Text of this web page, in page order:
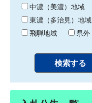
中濃（美濃）地域
東濃（多治見）地域
飛騨地域
県外